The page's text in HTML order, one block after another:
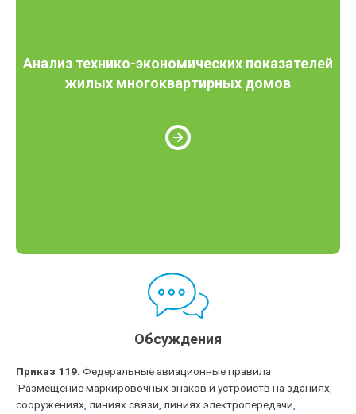
Анализ технико-экономических показателей
жилых многоквартирных домов
Обсуждения
Приказ 119. Федеральные авиационные правила
'Размещение маркировочных знаков и устройств на зданиях,
сооружениях, линиях связи, линиях электропередачи,